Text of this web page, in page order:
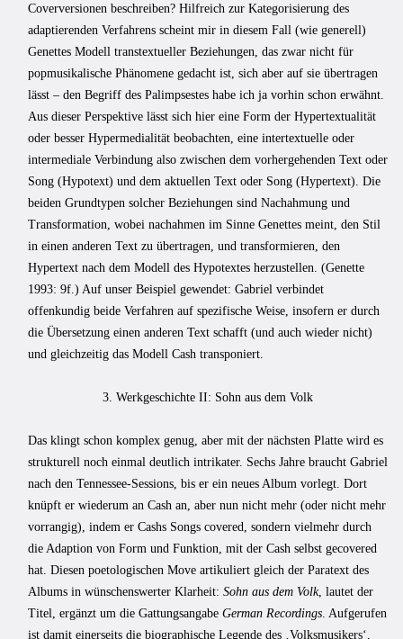
Coverversionen beschreiben? Hilfreich zur Kategorisierung des
adaptierenden Verfahrens scheint mir in diesem Fall (wie generell)
Genettes Modell transtextueller Beziehungen, das zwar nicht für
popmusikalische Phänomene gedacht ist, sich aber auf sie übertragen
lässt – den Begriff des Palimpsestes habe ich ja vorhin schon erwähnt.
Aus dieser Perspektive lässt sich hier eine Form der Hypertextualität
oder besser Hypermedialität beobachten, eine intertextuelle oder
intermediale Verbindung also zwischen dem vorhergehenden Text oder
Song (Hypotext) und dem aktuellen Text oder Song (Hypertext). Die
beiden Grundtypen solcher Beziehungen sind Nachahmung und
Transformation, wobei nachahmen im Sinne Genettes meint, den Stil
in einen anderen Text zu übertragen, und transformieren, den
Hypertext nach dem Modell des Hypotextes herzustellen. (Genette
1993: 9f.) Auf unser Beispiel gewendet: Gabriel verbindet
offenkundig beide Verfahren auf spezifische Weise, insofern er durch
die Übersetzung einen anderen Text schafft (und auch wieder nicht)
und gleichzeitig das Modell Cash transponiert.
3. Werkgeschichte II: Sohn aus dem Volk
Das klingt schon komplex genug, aber mit der nächsten Platte wird es
strukturell noch einmal deutlich intrikater. Sechs Jahre braucht Gabriel
nach den Tennessee-Sessions, bis er ein neues Album vorlegt. Dort
knüpft er wiederum an Cash an, aber nun nicht mehr (oder nicht mehr
vorrangig), indem er Cashs Songs covered, sondern vielmehr durch
die Adaption von Form und Funktion, mit der Cash selbst gecovered
hat. Diesen poetologischen Move artikuliert gleich der Paratext des
Albums in wünschenswerter Klarheit: Sohn aus dem Volk, lautet der
Titel, ergänzt um die Gattungsangabe German Recordings . Aufgerufen
ist damit einerseits die biographische Legende des ‚Volksmusikers‘,